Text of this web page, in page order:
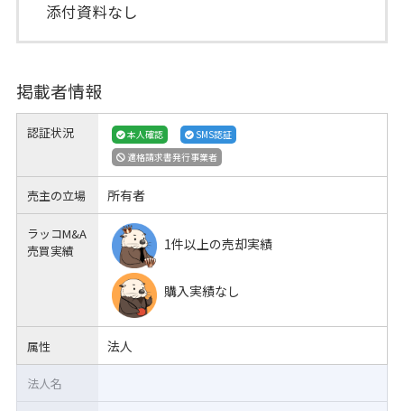
添付資料なし
掲載者情報
認証状況 本人確認
SMS認証
適格請求書発行事業者
売主の立場 所有者
ラッコM&A
売買実績
1件以上の売却実績
購入実績なし
属性 法人
法人名